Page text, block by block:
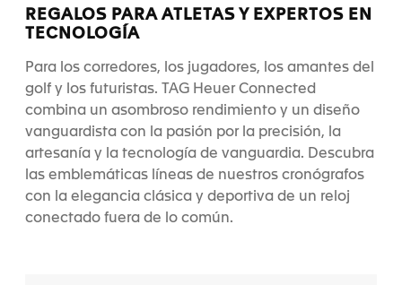
d
e
d
e
REGALOS PARA ATLETAS Y EXPERTOS EN
TECNOLOGÍA
Para los corredores, los jugadores, los amantes del
golf y los futuristas. TAG Heuer Connected
combina un asombroso rendimiento y un diseño
vanguardista con la pasión por la precisión, la
artesanía y la tecnología de vanguardia. Descubra
las emblemáticas líneas de nuestros cronógrafos
con la elegancia clásica y deportiva de un reloj
conectado fuera de lo común.